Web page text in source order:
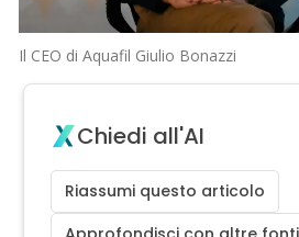
Il CEO di Aquafil Giulio Bonazzi
Chiedi all'AI
Riassumi questo articolo